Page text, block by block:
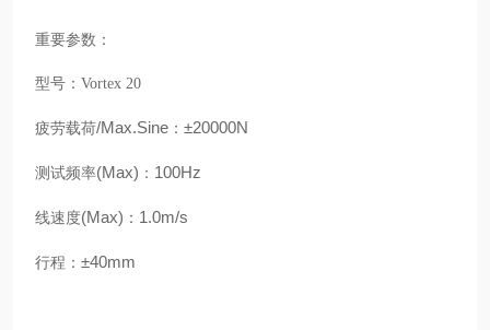
重要参数：
型号：Vortex 20
疲劳载荷/Max.Sine ： ±20000N
测试频率(Max) ： 100Hz
线速度(Max) ： 1.0m/s
行程： ±40mm